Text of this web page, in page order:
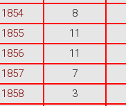
1854
8
1855
11
1856
11
1857
7
1858
3